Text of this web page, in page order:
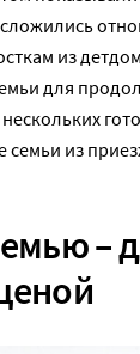
из
для
семьи из
–